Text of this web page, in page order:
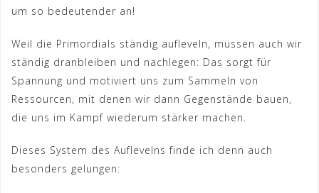
um so bedeutender an!
Weil die Primordials ständig aufleveln, müssen auch wir
ständig dranbleiben und nachlegen: Das sorgt für
Spannung und motiviert uns zum Sammeln von
Ressourcen, mit denen wir dann Gegenstände bauen,
die uns im Kampf wiederum stärker machen.
Dieses System des Auflevelns finde ich denn auch
besonders gelungen: